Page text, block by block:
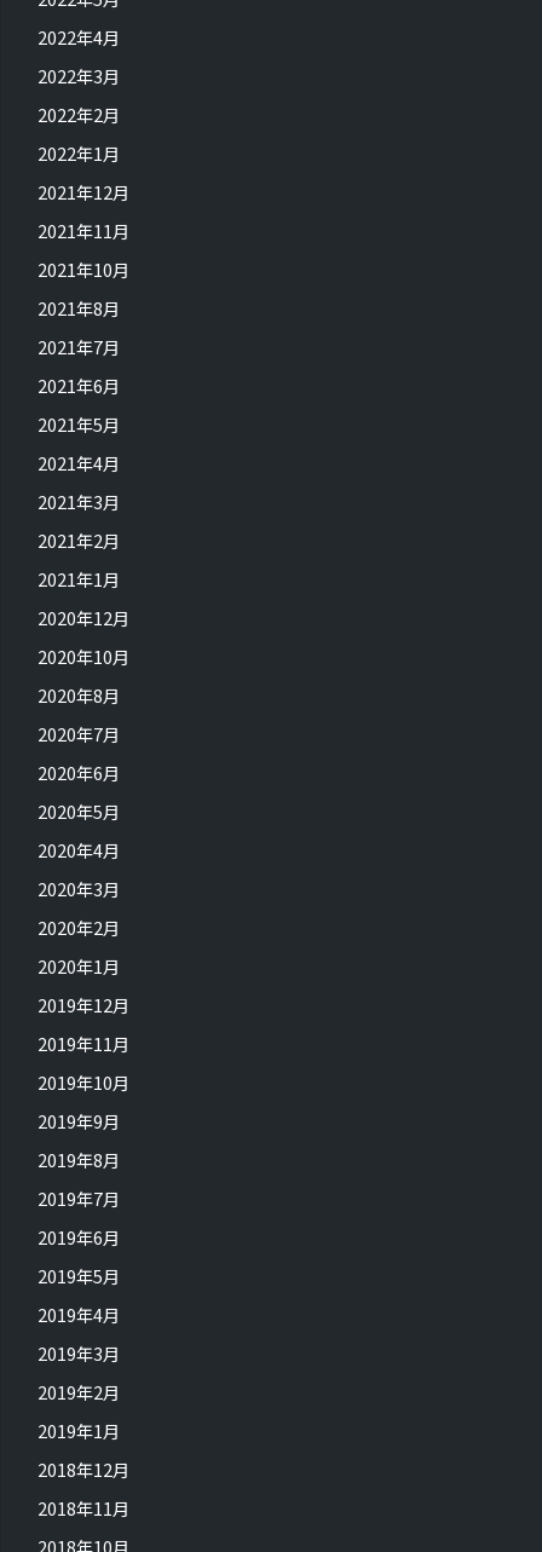
2022年4月
2022年3月
2022年2月
2022年1月
2021年12月
2021年11月
2021年10月
2021年8月
2021年7月
2021年6月
2021年5月
2021年4月
2021年3月
2021年2月
2021年1月
2020年12月
2020年10月
2020年8月
2020年7月
2020年6月
2020年5月
2020年4月
2020年3月
2020年2月
2020年1月
2019年12月
2019年11月
2019年10月
2019年9月
2019年8月
2019年7月
2019年6月
2019年5月
2019年4月
2019年3月
2019年2月
2019年1月
2018年12月
2018年11月
2018年10月